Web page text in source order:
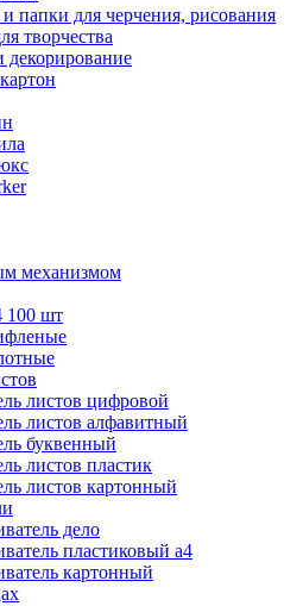
папки для черчения, рисования
творчества
декорирование
механизмом
100 шт
листов цифровой
листов алфавитный
буквенный
листов пластик
листов картонный
дело
пластиковый а4
картонный